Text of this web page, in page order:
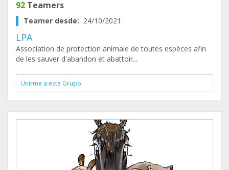
92 Teamers
Teamer desde: 24/10/2021
LPA
Association de protection animale de toutes espèces afin
de les sauver d'abandon et abattoir...
Unirme a este Grupo